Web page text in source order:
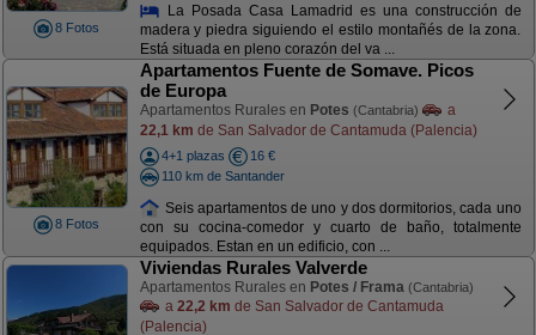
8 Fotos
La Posada Casa Lamadrid es una construcción de
madera y piedra siguiendo el estilo montañés de la zona.
Está situada en pleno corazón del va ...
8 Fotos
Apartamentos Fuente de Somave. Picos
de Europa
Apartamentos Rurales en Potes (Cantabria)
a
22,1 km de San Salvador de Cantamuda (Palencia)
4+1 plazas
16 €
110 km de Santander
Seis apartamentos de uno y dos dormitorios, cada uno
con su cocina-comedor y cuarto de baño, totalmente
equipados. Estan en un edificio, con ...
Viviendas Rurales Valverde
Apartamentos Rurales en Potes / Frama (Cantabria)
a 22,2 km de San Salvador de Cantamuda
(Palencia)